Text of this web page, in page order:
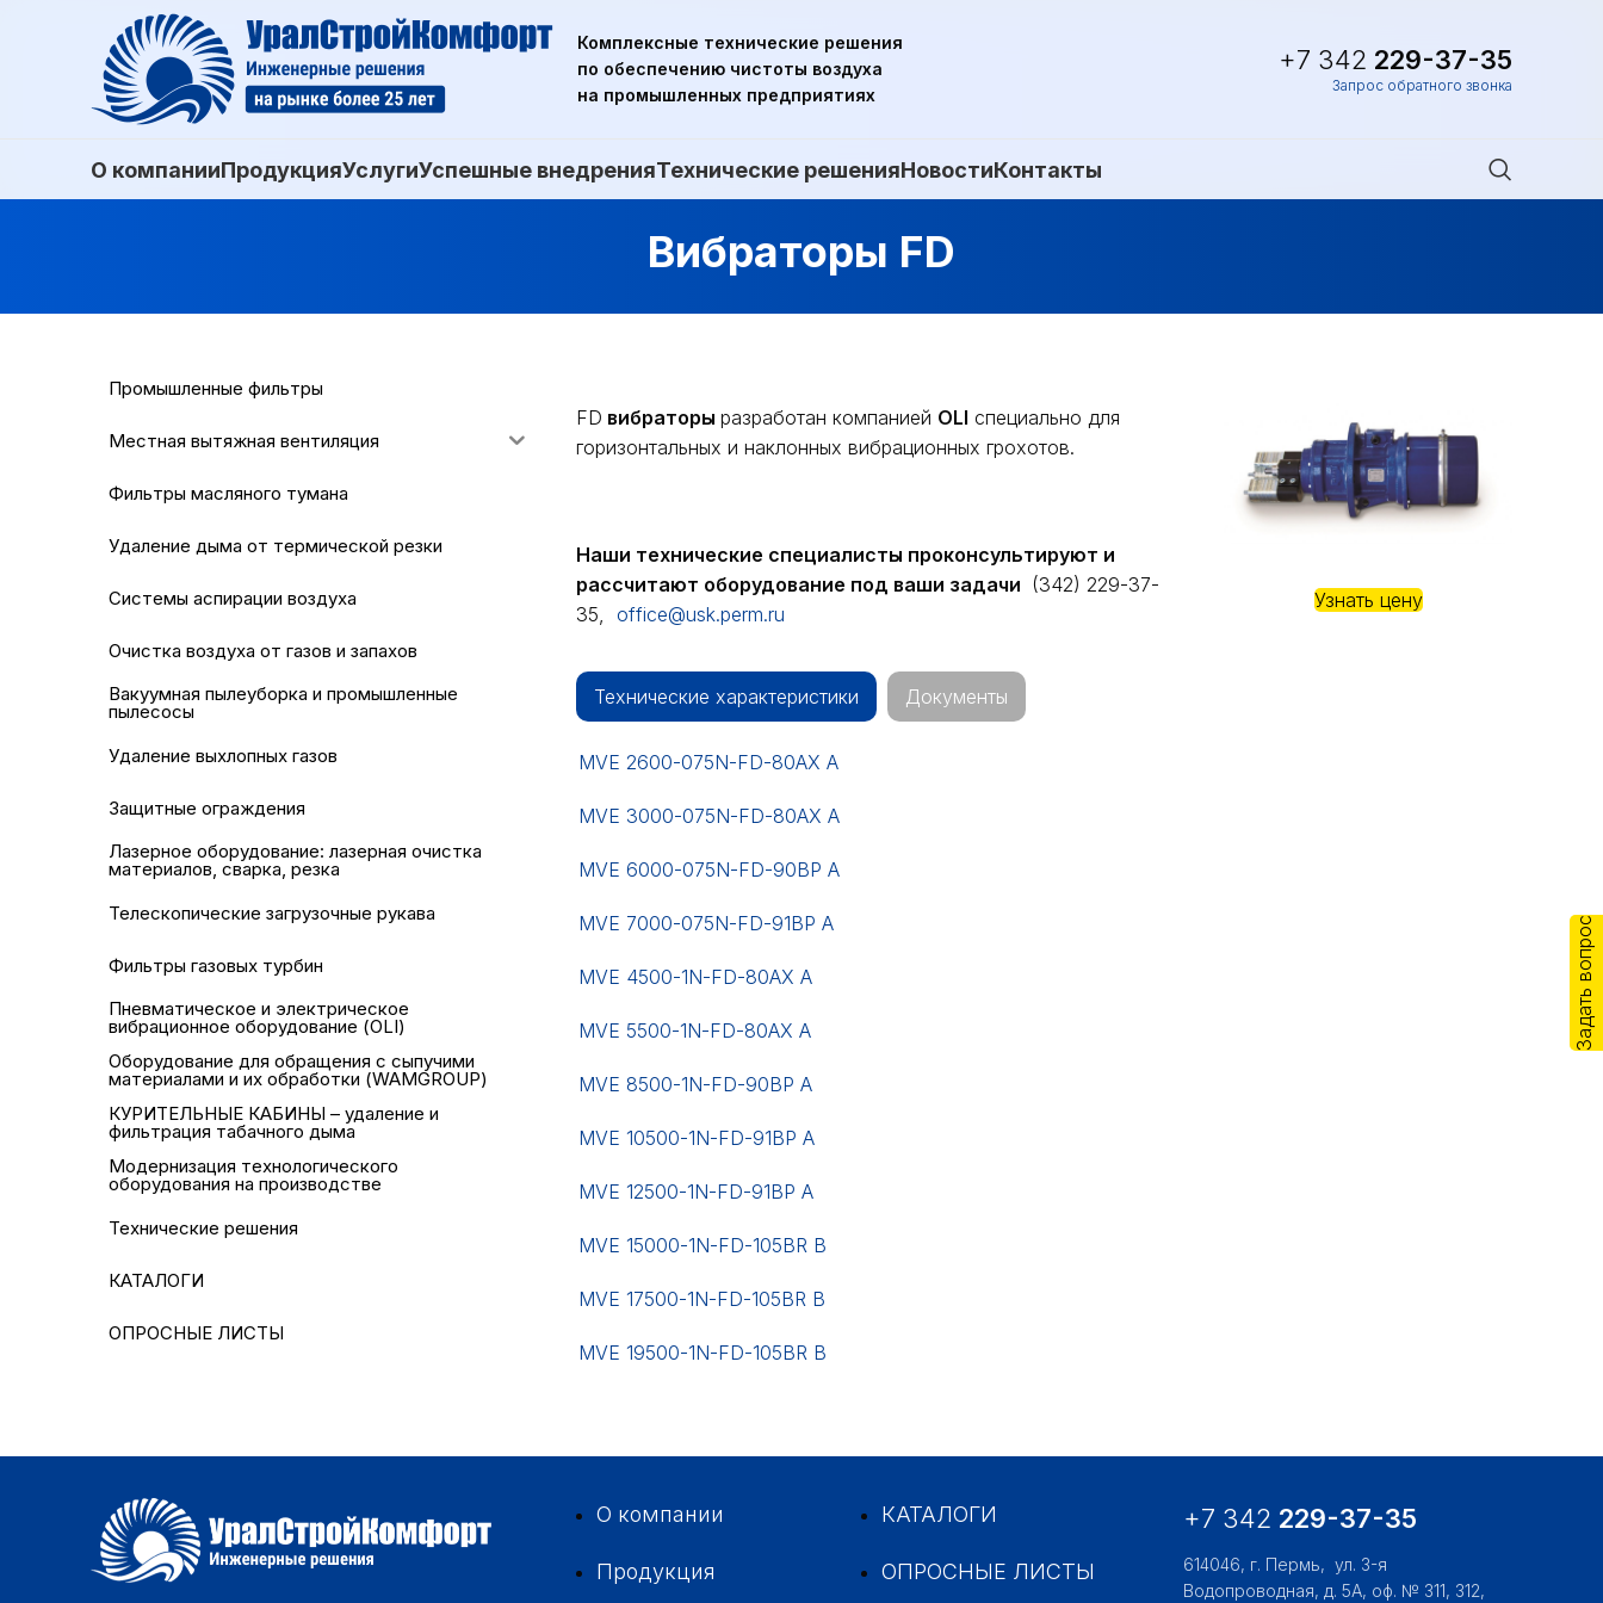
Комплексные технические решения
по обеспечению чистоты воздуха
на промышленных предприятиях
+7 342 229-37-35
Запрос обратного звонка
О компанииПродукцияУслугиУспешные внедренияТехнические решенияНовостиКонтакты
Вибраторы FD
FD вибраторыразработан компанией OLI специально для
горизонтальных и наклонных вибрационных грохотов.
Наши технические специалисты проконсультируют и
рассчитают оборудование под ваши задачи (342) 229-37-
35,office@usk.perm.ru
Узнать цену
Технические характеристики Документы
MVE 2600-075N-FD-80AX A
MVE 3000-075N-FD-80AX A
MVE 6000-075N-FD-90BP A
MVE 7000-075N-FD-91BP A
MVE 4500-1N-FD-80AX A
MVE 5500-1N-FD-80AX A
MVE 8500-1N-FD-90BP A
MVE 10500-1N-FD-91BP A
MVE 12500-1N-FD-91BP A
MVE 15000-1N-FD-105BR B
MVE 17500-1N-FD-105BR B
MVE 19500-1N-FD-105BR B
Промышленные фильтры
Местная вытяжная вентиляция
Фильтры масляного тумана
Удаление дыма от термической резки
Системы аспирации воздуха
Очистка воздуха от газов и запахов
Вакуумная пылеуборка и промышленные
пылесосы
Удаление выхлопных газов
Защитные ограждения
Лазерное оборудование: лазерная очистка
материалов, сварка, резка
Телескопические загрузочные рукава
Фильтры газовых турбин
Пневматическое и электрическое
вибрационное оборудование (OLI)
Оборудование для обращения с сыпучими
материалами и их обработки (WAMGROUP)
КУРИТЕЛЬНЫЕ КАБИНЫ – удаление и
фильтрация табачного дыма
Модернизация технологического
оборудования на производстве
Технические решения
КАТАЛОГИ
ОПРОСНЫЕ ЛИСТЫ
О компании
Продукция
КАТАЛОГИ
ОПРОСНЫЕ ЛИСТЫ
+7 342 229-37-35
614046, г. Пермь, ул. 3-я
Водопроводная, д. 5А, оф. № 311, 312,
Задать вопрос